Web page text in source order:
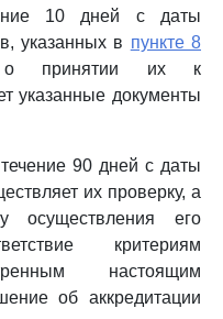
10 дней с даты
указанных в пункте 8
о принятии их к
указанные документы
90 дней с даты
их проверку, а
осуществления его
критериям
настоящим
об аккредитации